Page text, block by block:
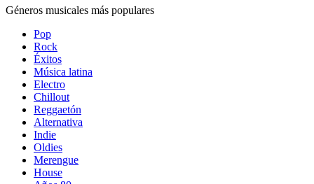
Géneros musicales más populares
Pop
Rock
Éxitos
Música latina
Electro
Chillout
Reggaetón
Alternativa
Indie
Oldies
Merengue
House